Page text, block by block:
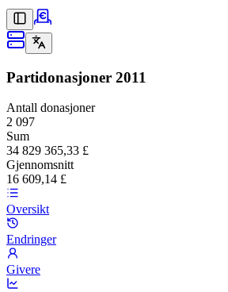
Partidonasjoner 2011
Antall donasjoner
2 097
Sum
34 829 365,33 £
Gjennomsnitt
16 609,14 £
Oversikt
Endringer
Givere